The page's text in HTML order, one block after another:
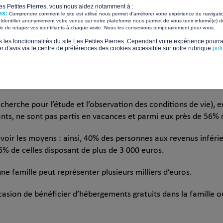
droits de l’enfant.
d’orientation du 29 juillet 1998 relative à la lutte contre les
vie, à la culture, à la pratique sportive, aux vacances et
effectif de la citoyenneté. »
jamais en vacances Dans les faits, beaucoup de familles
pour l’étude et l’observation des conditions de vie),
ne sont pas partis en vacances et parmi eux près de
les moyens : ainsi, 40% des personnes aux revenus
de celles disposant de plus de 3 000 euros.
famille peut représenter plusieurs milliers d’euros.
de bénéficier d’hébergements gratuits dans la famille
Petites Pierres, vous nous aidez notamment à :
Comprendre comment le site est utilisé nous permet d'améliorer votre expérience de
Identifier anonymement votre venue sur notre plateforme nous permet de vous tenir informé(e)
de retaper vos identifiants à chaque visite. Nous les conservons temporairement pour vous.
les fonctionnalités du site Les Petites Pierres. Cependant votre expérience
d'avis via le centre de préférences des cookies accessible sur notre rubrique